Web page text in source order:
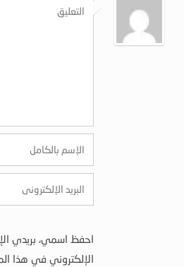
احفظ اسمي، بريدي
الإلكتروني في هذا